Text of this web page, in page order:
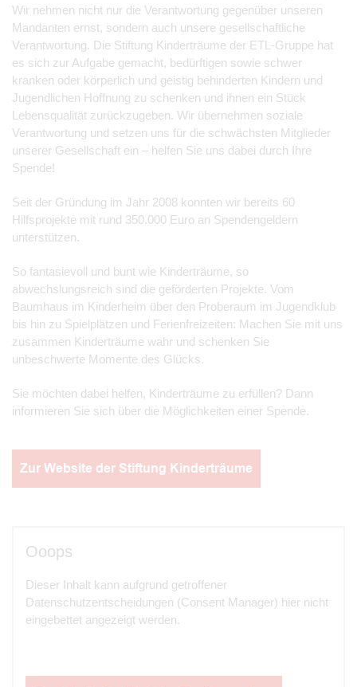
Wir nehmen nicht nur die Verantwortung gegenüber unseren
Mandanten ernst, sondern auch unsere gesellschaftliche
Verantwortung. Die Stiftung Kinderträume der ETL-Gruppe hat
es sich zur Aufgabe gemacht, bedürftigen sowie schwer
kranken oder körperlich und geistig behinderten Kindern und
Jugendlichen Hoffnung zu schenken und ihnen ein Stück
Lebensqualität zurückzugeben. Wir übernehmen soziale
Verantwortung und setzen uns für die schwächsten Mitglieder
unserer Gesellschaft ein – helfen Sie uns dabei durch Ihre
Spende!
Seit der Gründung im Jahr 2008 konnten wir bereits 60
Hilfsprojekte mit rund 350.000 Euro an Spendengeldern
unterstützen.
So fantasievoll und bunt wie Kinderträume, so
abwechslungsreich sind die geförderten Projekte. Vom
Baumhaus im Kinderheim über den Proberaum im Jugendklub
bis hin zu Spielplätzen und Ferienfreizeiten: Machen Sie mit uns
zusammen Kinderträume wahr und schenken Sie
unbeschwerte Momente des Glücks.
Sie möchten dabei helfen, Kinderträume zu erfüllen? Dann
informieren Sie sich über die Möglichkeiten einer Spende.
Zur Website der Stiftung Kinderträume
Ooops
Dieser Inhalt kann aufgrund getroffener
Datenschutzentscheidungen (Consent Manager) hier nicht
eingebettet angezeigt werden.